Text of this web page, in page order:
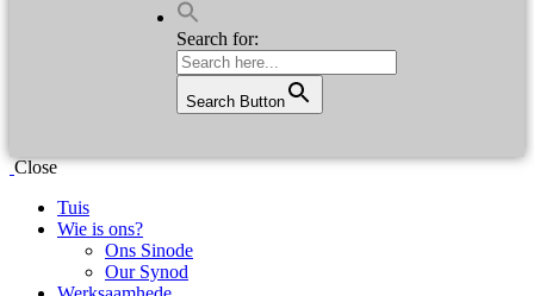
Search for:
Search Button
Close
Tuis
Wie is ons?
Ons Sinode
Our Synod